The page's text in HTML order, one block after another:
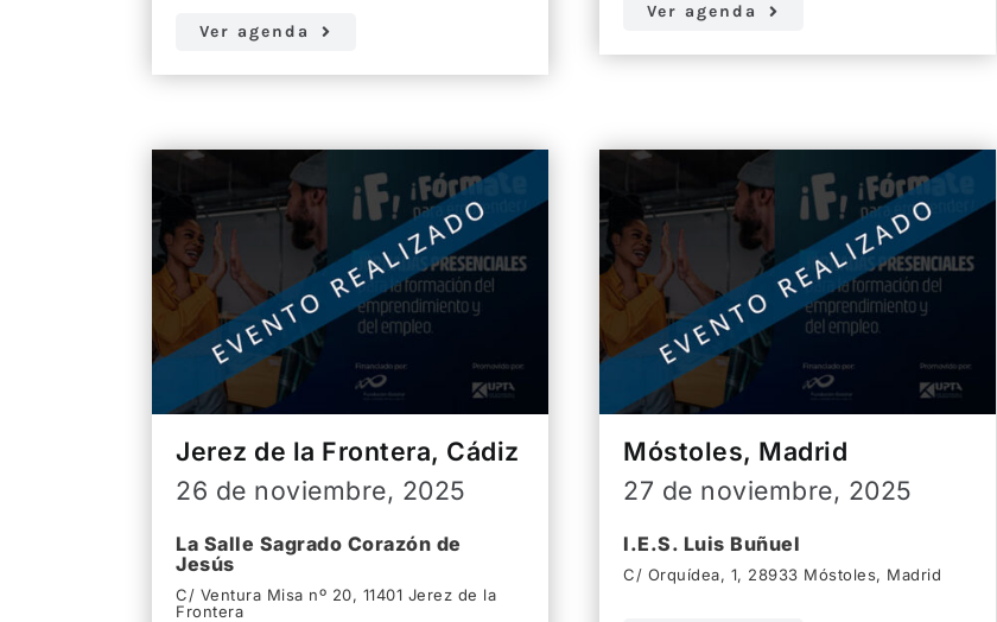
Ver agenda
Ver agenda
Jerez de la Frontera, Cádiz
26 de noviembre, 2025
La Salle Sagrado Corazón de
Jesús
C/ Ventura Misa nº 20, 11401 Jerez de la
Frontera
Móstoles, Madrid
27 de noviembre, 2025
I.E.S. Luis Buñuel
C/ Orquídea, 1, 28933 Móstoles, Madrid